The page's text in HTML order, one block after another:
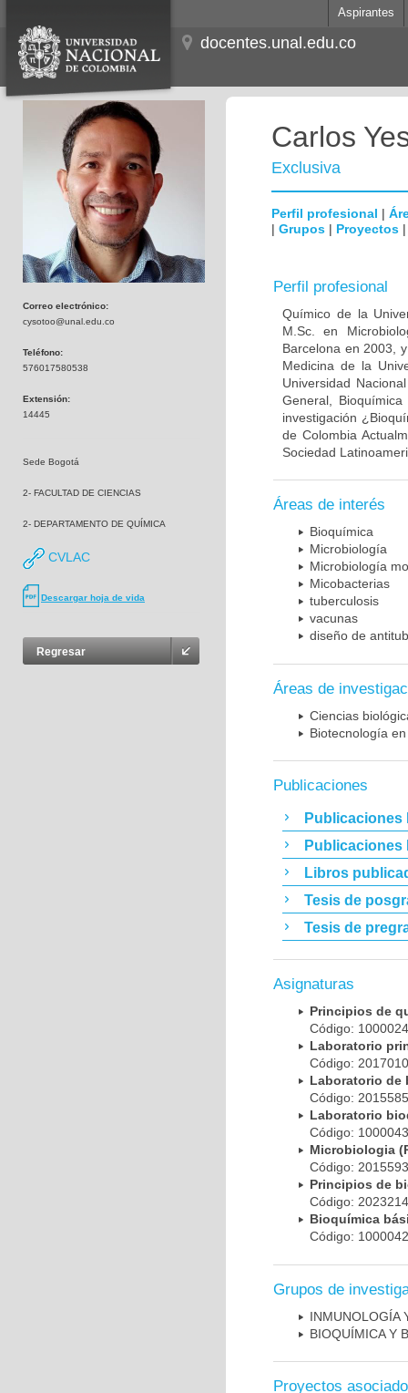
Aspirantes
docentes.unal.edu.co
Correo electrónico:
cysotoo@unal.edu.co
Teléfono:
576017580538
Extensión:
14445
Sede Bogotá
2- FACULTAD DE CIENCIAS
2- DEPARTAMENTO DE QUÍMICA
CVLAC
Descargar hoja de vida
Regresar
Carlos
Exclusiva
Perfil profesional |
| Grupos | Proyectos
Perfil profesional
Químico de la
M.Sc. en
Barcelona en 2003,
Medicina de la
Universidad
General,
investigación
de Colombia
Sociedad
Áreas de interés
Bioquímica
Microbiología
Microbiología
Micobacterias
tuberculosis
vacunas
diseño de
Áreas de
Ciencias
Biotecnología
Publicaciones
Publicaciones
Publicaciones
Libros
Tesis de
Tesis de
Asignaturas
Principios de
Código:
Laboratorio
Código:
Laboratorio de
Código:
Laboratorio
Código:
Microbiologia
Código:
Principios de
Código:
Bioquímica
Código:
Grupos de
INMUNOLOGÍA
BIOQUÍMICA Y
Proyectos